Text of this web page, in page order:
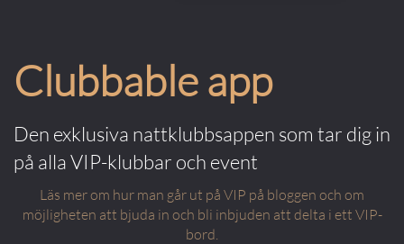
Clubbable app
Den exklusiva nattklubbsappen som tar dig in
på alla VIP-klubbar och event
Läs mer om hur man går ut på VIP på bloggen och om
möjligheten att bjuda in och bli inbjuden att delta i ett VIP-
bord.